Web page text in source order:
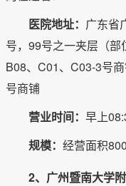
医院地址： 广东省
号，99号之一夹层（部
B08、C01、C03-3号
号商铺
营业时间： 早上
规模： 经营面积
2、广州暨南大学